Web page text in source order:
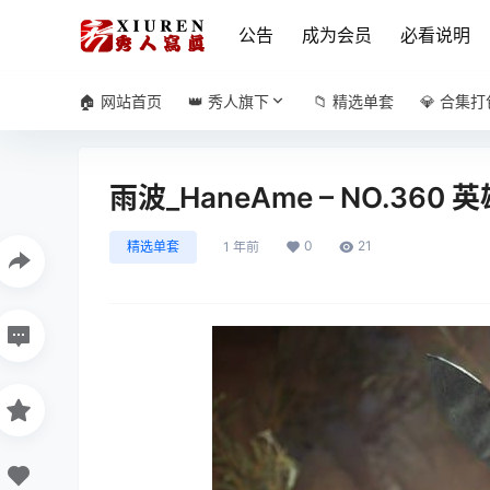
公告 成为会员 必看说明
🏠 网站首页 👑 秀人旗下 📁 精选单套 💎 合集打
雨波_HaneAme – NO.360
精选单套 1 年前 0 21